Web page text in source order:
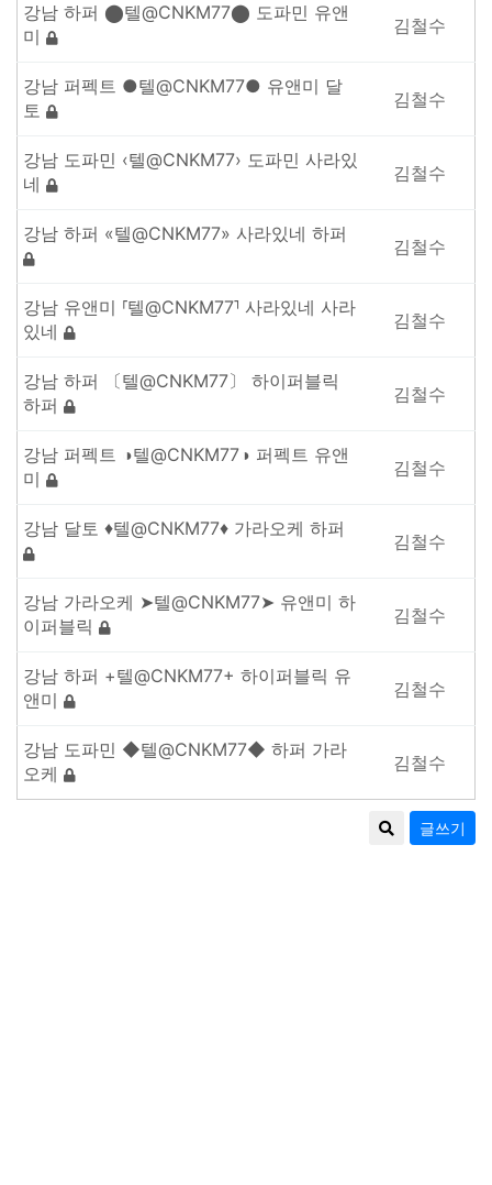
강남 하퍼 ⬤텔@CNKM77⬤ 도파민 유앤
미
김철수
강남 퍼펙트 ●텔@CNKM77● 유앤미 달
토
김철수
강남 도파민 ‹텔@CNKM77› 도파민 사라있
네
김철수
강남 하퍼 «텔@CNKM77» 사라있네 하퍼
김철수
강남 유앤미 ⸢텔@CNKM77⸣ 사라있네 사라
있네
김철수
강남 하퍼 〔텔@CNKM77〕 하이퍼블릭
하퍼
김철수
강남 퍼펙트 ◑텔@CNKM77◑ 퍼펙트 유앤
미
김철수
강남 달토 ♦텔@CNKM77♦ 가라오케 하퍼
김철수
강남 가라오케 ➤텔@CNKM77➤ 유앤미 하
이퍼블릭
김철수
강남 하퍼 +텔@CNKM77+ 하이퍼블릭 유
앤미
김철수
강남 도파민 ◆텔@CNKM77◆ 하퍼 가라
오케
김철수
글쓰기